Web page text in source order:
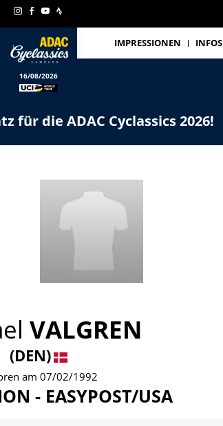
16/08/2026
IMPRESSIONEN INFOS
für die ADAC Cyclassics 2026!
VALGREN
(DEN)
am 07/02/1992
- EASYPOST/USA